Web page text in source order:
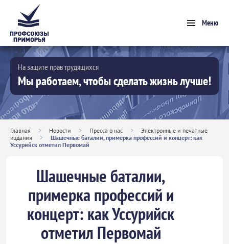
Меню
На защите прав трудящихся
Мы работаем, чтобы сделать жизнь лучше!
Главная > Новости > Пресса о нас >
Электронные и печатные
издания
>
Шашечные баталии, примерка профессий и концерт: как
Уссурийск отметил Первомай
Шашечные баталии,
примерка профессий и
концерт: как Уссурийск
отметил Первомай